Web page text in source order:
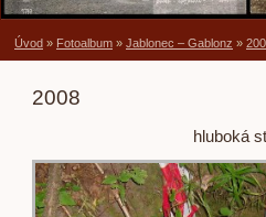
Úvod » Fotoalbum » Jablonec – Gablonz »
2008
hluboká